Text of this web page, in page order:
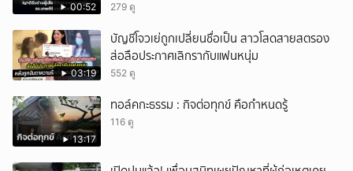
00:52 279 ดู
03:19
บัญชีโจวเย่ถูกเปลี่ยนชื่อเป็น สาวโสดสายสตรอง
ส่อลือประกาศเลิกรากับแฟนหนุ่ม
552 ดู
13:17
ทอล์คกะธรรม : กิจต่อทุกข์ คือกำหนดรู้
116 ดู